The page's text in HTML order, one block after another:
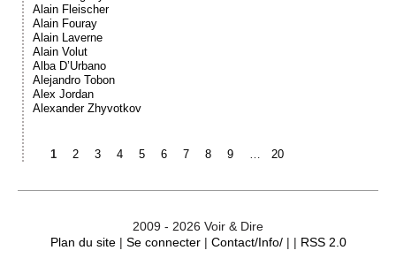
Alain Fleischer
Alain Fouray
Alain Laverne
Alain Volut
Alba D’Urbano
Alejandro Tobon
Alex Jordan
Alexander Zhyvotkov
1 2 3 4 5 6 7 8 9 … 20
2009 - 2026 Voir & Dire
Plan du site| Se connecter| Contact/Info/| | RSS 2.0